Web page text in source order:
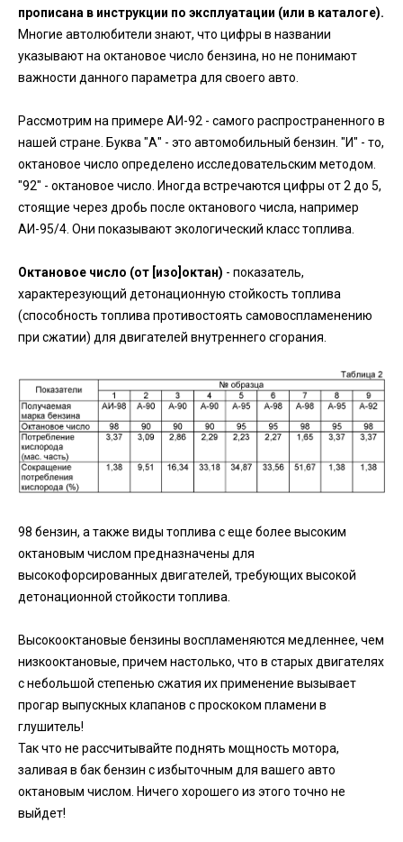
прописана в инструкции по эксплуатации (или в каталоге).
Многие автолюбители знают, что цифры в названии
указывают на октановое число бензина, но не понимают
важности данного параметра для своего авто.
Рассмотрим на примере АИ-92 - самого распространенного в
нашей стране. Буква "А" - это автомобильный бензин. "И" - то,
октановое число определено исследовательским методом.
"92" - октановое число. Иногда встречаются цифры от 2 до 5,
стоящие через дробь после октанового числа, например
АИ-95/4. Они показывают экологический класс топлива.
Октановое число (от [изо]октан) - показатель,
характерезующий детонационную стойкость топлива
(способность топлива противостоять самовоспламенению
при сжатии) для двигателей внутреннего сгорания.
98 бензин, а также виды топлива с еще более высоким
октановым числом предназначены для
высокофорсированных двигателей, требующих высокой
детонационной стойкости топлива.
Высокооктановые бензины воспламеняются медленнее, чем
низкооктановые, причем настолько, что в старых двигателях
с небольшой степенью сжатия их применение вызывает
прогар выпускных клапанов с проскоком пламени в
глушитель!
Так что не рассчитывайте поднять мощность мотора,
заливая в бак бензин с избыточным для вашего авто
октановым числом. Ничего хорошего из этого точно не
выйдет!